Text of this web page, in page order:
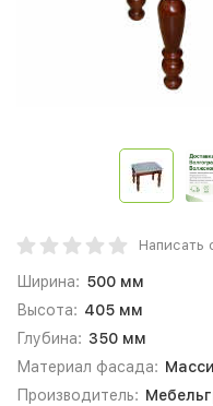
Написать
Ширина: 500 мм
Высота: 405 мм
Глубина: 350 мм
Материал фасада:
Производитель: